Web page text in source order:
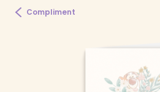
Compliment